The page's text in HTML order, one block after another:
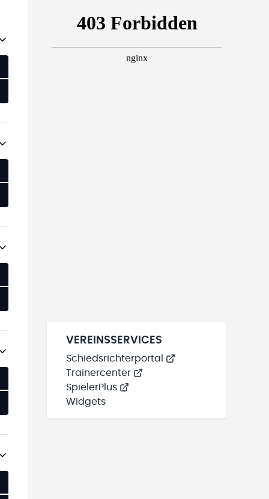
VEREINSSERVICES
Schiedsrichterportal
Trainercenter
SpielerPlus
Widgets